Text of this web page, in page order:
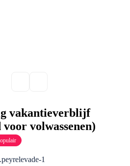
vakantieverblijf
volwassenen)